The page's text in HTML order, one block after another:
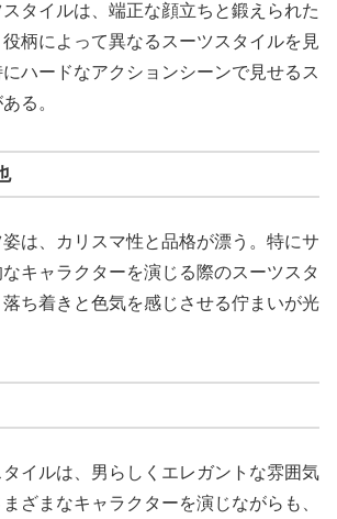
タイルは、端正な顔立ちと鍛えられた
柄によって異なるスーツスタイルを見
ハードなアクションシーンで見せるス
る。
は、カリスマ性と品格が漂う。特にサ
キャラクターを演じる際のスーツスタ
ち着きと色気を感じさせる佇まいが光
イルは、男らしくエレガントな雰囲気
ざまなキャラクターを演じながらも、